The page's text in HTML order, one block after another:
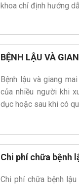
khoa chỉ định hướng
BỆNH LẬU VÀ
Bệnh lậu và giang
của nhiều người khi
dục hoặc sau khi có
Chi phí chữa bệnh
Chi phí chữa bệnh